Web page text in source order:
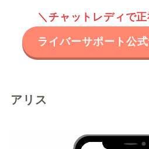
＼チャットレディで
ライバーサポート公
アリス